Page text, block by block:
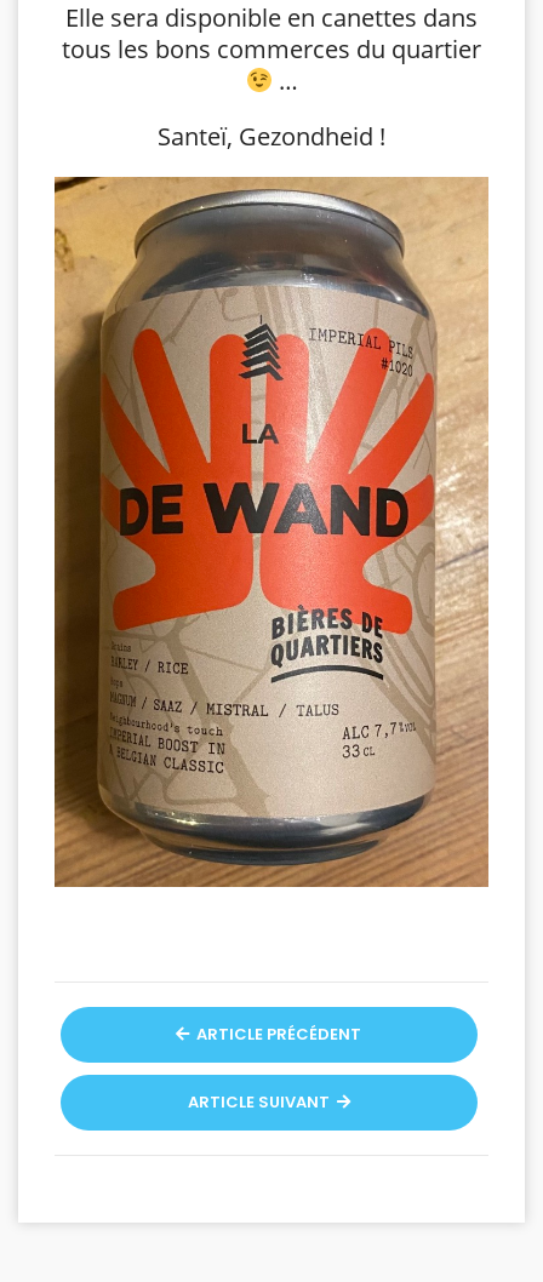
Elle sera disponible en canettes dans
tous les bons commerces du quartier
…
Santeï, Gezondheid !
ARTICLE PRÉCÉDENT
ARTICLE SUIVANT